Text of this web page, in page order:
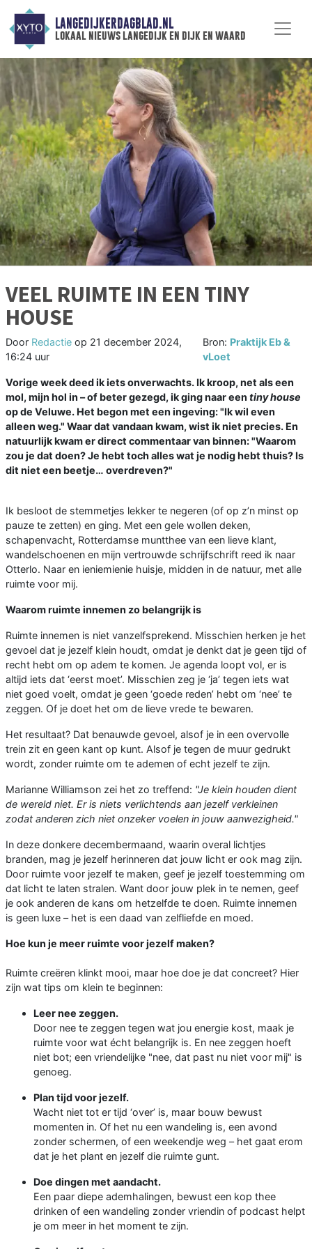
LANGEDIJKERDAGBLAD.NL
lokaal nieuws langedijk en dijk en waard
VEEL RUIMTE IN EEN TINY
HOUSE
Door Redactie op 21 december 2024,
16:24 uur
Bron: Praktijk Eb &
vLoet
Vorige week deed ik iets onverwachts. Ik kroop, net als een
mol, mijn hol in – of beter gezegd, ik ging naar een tiny house
op de Veluwe. Het begon met een ingeving: "Ik wil even
alleen weg." Waar dat vandaan kwam, wist ik niet precies. En
natuurlijk kwam er direct commentaar van binnen: "Waarom
zou je dat doen? Je hebt toch alles wat je nodig hebt thuis? Is
dit niet een beetje… overdreven?"
Ik besloot de stemmetjes lekker te negeren (of op z’n minst op
pauze te zetten) en ging. Met een gele wollen deken,
schapenvacht, Rotterdamse muntthee van een lieve klant,
wandelschoenen en mijn vertrouwde schrijfschrift reed ik naar
Otterlo. Naar en ieniemienie huisje, midden in de natuur, met alle
ruimte voor mij.
Waarom ruimte innemen zo belangrijk is
Ruimte innemen is niet vanzelfsprekend. Misschien herken je het
gevoel dat je jezelf klein houdt, omdat je denkt dat je geen tijd of
recht hebt om op adem te komen. Je agenda loopt vol, er is
altijd iets dat ‘eerst moet’. Misschien zeg je ‘ja’ tegen iets wat
niet goed voelt, omdat je geen ‘goede reden’ hebt om ‘nee’ te
zeggen. Of je doet het om de lieve vrede te bewaren.
Het resultaat? Dat benauwde gevoel, alsof je in een overvolle
trein zit en geen kant op kunt. Alsof je tegen de muur gedrukt
wordt, zonder ruimte om te ademen of echt jezelf te zijn.
Marianne Williamson zei het zo treffend: "Je klein houden dient
de wereld niet. Er is niets verlichtends aan jezelf verkleinen
zodat anderen zich niet onzeker voelen in jouw aanwezigheid."
In deze donkere decembermaand, waarin overal lichtjes
branden, mag je jezelf herinneren dat jouw licht er ook mag zijn.
Door ruimte voor jezelf te maken, geef je jezelf toestemming om
dat licht te laten stralen. Want door jouw plek in te nemen, geef
je ook anderen de kans om hetzelfde te doen. Ruimte innemen
is geen luxe – het is een daad van zelfliefde en moed.
Hoe kun je meer ruimte voor jezelf maken?
Ruimte creëren klinkt mooi, maar hoe doe je dat concreet? Hier
zijn wat tips om klein te beginnen:
Leer nee zeggen.
Door nee te zeggen tegen wat jou energie kost, maak je
ruimte voor wat écht belangrijk is. En nee zeggen hoeft
niet bot; een vriendelijke "nee, dat past nu niet voor mij" is
genoeg.
Plan tijd voor jezelf.
Wacht niet tot er tijd ‘over’ is, maar bouw bewust
momenten in. Of het nu een wandeling is, een avond
zonder schermen, of een weekendje weg – het gaat erom
dat je het plant en jezelf die ruimte gunt.
Doe dingen met aandacht.
Een paar diepe ademhalingen, bewust een kop thee
drinken of een wandeling zonder vriendin of podcast helpt
je om meer in het moment te zijn.